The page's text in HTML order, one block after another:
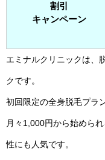
割引
キャンペーン
エミナルクリニックは、
クです。
初回限定の全身脱毛プラ
月々1,000円から始めら
性にも人気です。